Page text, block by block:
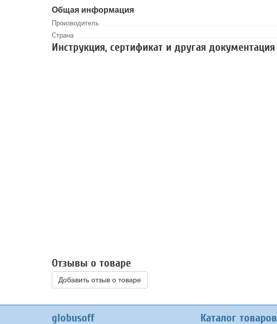
Общая информация
Производитель
Страна
Инструкция, сертификат и другая документация
Отзывы о товаре
Добавить отзыв о товаре
globusoff Каталог товаров